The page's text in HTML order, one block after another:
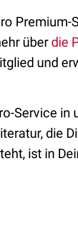
Premium-
über die
und
Service in
die
ist in